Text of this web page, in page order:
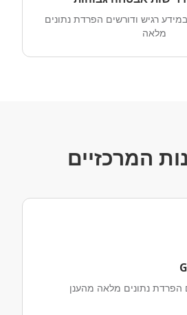
רגיש ודורשים הפרדת נתונים
מלאה
המרכזיים
הפרדת נתונים מלאה מהענן